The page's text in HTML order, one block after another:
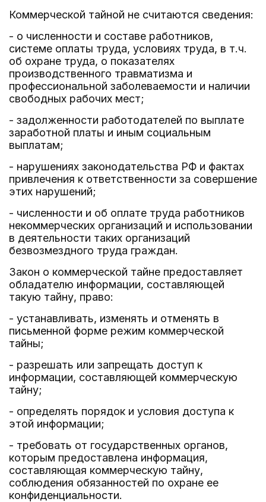
Коммерческой тайной не считаются сведения:
- о численности и составе работников,
системе оплаты труда, условиях труда, в т.ч.
об охране труда, о показателях
производственного травматизма и
профессиональной заболеваемости и наличии
свободных рабочих мест;
- задолженности работодателей по выплате
заработной платы и иным социальным
выплатам;
- нарушениях законодательства РФ и фактах
привлечения к ответственности за совершение
этих нарушений;
- численности и об оплате труда работников
некоммерческих организаций и использовании
в деятельности таких организаций
безвозмездного труда граждан.
Закон о коммерческой тайне предоставляет
обладателю информации, составляющей
такую тайну, право:
- устанавливать, изменять и отменять в
письменной форме режим коммерческой
тайны;
- разрешать или запрещать доступ к
информации, составляющей коммерческую
тайну;
- определять порядок и условия доступа к
этой информации;
- требовать от государственных органов,
которым предоставлена информация,
составляющая коммерческую тайну,
соблюдения обязанностей по охране ее
конфиденциальности.